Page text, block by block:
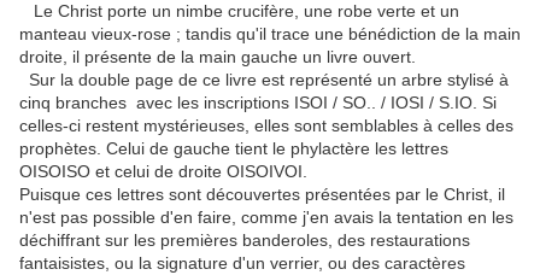
Le Christ porte un nimbe crucifère, une robe verte et un
manteau vieux-rose ; tandis qu'il trace une bénédiction de la main
droite, il présente de la main gauche un livre ouvert.
Sur la double page de ce livre est représenté un arbre stylisé à
cinq branches avec les inscriptions ISOI / SO.. / IOSI / S.IO. Si
celles-ci restent mystérieuses, elles sont semblables à celles des
prophètes. Celui de gauche tient le phylactère les lettres
OISOISO et celui de droite OISOIVOI.
Puisque ces lettres sont découvertes présentées par le Christ, il
n'est pas possible d'en faire, comme j'en avais la tentation en les
déchiffrant sur les premières banderoles, des restaurations
fantaisistes, ou la signature d'un verrier, ou des caractères